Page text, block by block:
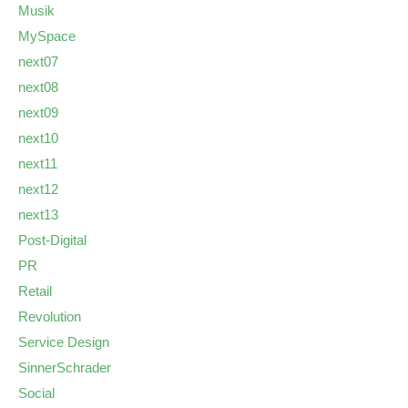
Musik
MySpace
next07
next08
next09
next10
next11
next12
next13
Post-Digital
PR
Retail
Revolution
Service Design
SinnerSchrader
Social